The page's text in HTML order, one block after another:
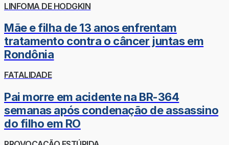
LINFOMA DE HODGKIN
Mãe e filha de 13 anos enfrentam
tratamento contra o câncer juntas em
Rondônia
FATALIDADE
Pai morre em acidente na BR-364
semanas após condenação de assassino
do filho em RO